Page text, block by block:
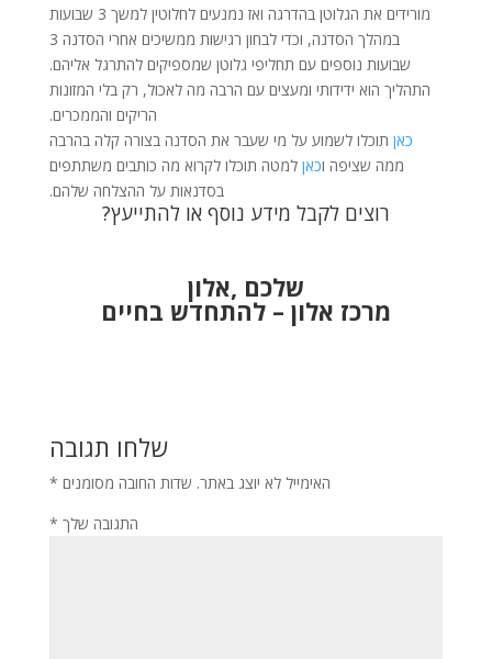
מורידים את הגלוטן בהדרגה ואז נמנעים לחלוטין למשך 3 שבועות
במהלך הסדנה, וכדי לבחון רגישות ממשיכים אחרי הסדנה 3
שבועות נוספים עם תחליפי גלוטן שמספיקים להתרגל אליהם.
התהליך הוא ידידותי ומעצים עם הרבה מה לאכול, רק בלי המזונות
הריקים והממכרים.
כאן תוכלו לשמוע על מי שעבר את הסדנה בצורה קלה בהרבה
ממה שציפה וכאן למטה תוכלו לקרוא מה כותבים משתתפים
בסדנאות על ההצלחה שלהם.
רוצים לקבל מידע נוסף או להתייעץ?
שלכם ,אלון
מרכז אלון – להתחדש בחיים
שלחו תגובה
האימייל לא יוצג באתר. שדות החובה מסומנים *
התגובה שלך *